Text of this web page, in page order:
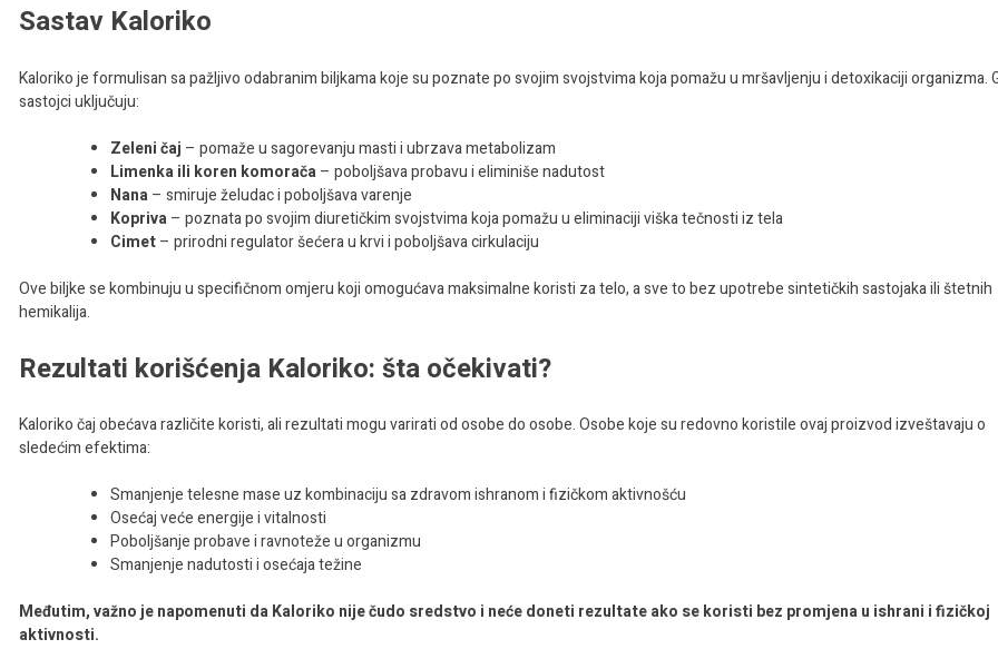
Sastav Kaloriko
Kaloriko je formulisan sa pažljivo odabranim biljkama koje su poznate po svojim svojstvima koja pomažu u mršavljenju i detoxikaciji organizma.
sastojci uključuju:
Zeleni čaj – pomaže u sagorevanju masti i ubrzava metabolizam
Limenka ili koren komorača– poboljšava probavu i eliminiše nadutost
Nana– smiruje želudac i poboljšava varenje
Kopriva– poznata po svojim diuretičkim svojstvima koja pomažu u eliminaciji viška tečnosti iz tela
Cimet– prirodni regulator šećera u krvi i poboljšava cirkulaciju
Ove biljke se kombinuju u specifičnom omjeru koji omogućava maksimalne koristi za telo, a sve to bez upotrebe sintetičkih sastojaka ili štetnih
hemikalija.
Rezultati korišćenja Kaloriko: šta očekivati?
Kaloriko čaj obećava različite koristi, ali rezultati mogu varirati od osobe do osobe. Osobe koje su redovno koristile ovaj proizvod izveštavaju o
sledećim efektima:
Smanjenje telesne mase uz kombinaciju sa zdravom ishranom i fizičkom aktivnošću
Osećaj veće energije i vitalnosti
Poboljšanje probave i ravnoteže u organizmu
Smanjenje nadutosti i osećaja težine
Međutim, važno je napomenuti da Kaloriko nije čudo sredstvo i neće doneti rezultate ako se koristi bez promjena u ishrani i fizičkoj
aktivnosti.